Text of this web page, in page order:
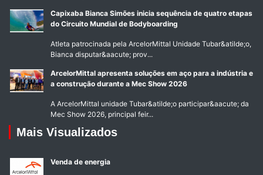
Capixaba Bianca Simões inicia sequência de quatro etapas
do Circuito Mundial de Bodyboarding
Atleta patrocinada pela ArcelorMittal Unidade Tubar&atilde;o,
Bianca disputar&aacute; prov...
ArcelorMittal apresenta soluções em aço para a indústria e
a construção durante a Mec Show 2026
A ArcelorMittal unidade Tubar&atilde;o participar&aacute; da
Mec Show 2026, principal feir...
Mais Visualizados
Venda de energia